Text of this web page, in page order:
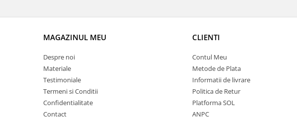
MAGAZINUL MEU
Despre noi
Materiale
Testimoniale
Termeni si Conditii
Confidentialitate
Contact
CLIENTI
Contul Meu
Metode de Plata
Informatii de livrare
Politica de Retur
Platforma SOL
ANPC